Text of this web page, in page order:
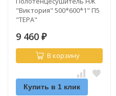
"Виктория" 500*600*1" П5
"ТЕРА"
9 460 ₽
В корзину
Купить в 1 клик